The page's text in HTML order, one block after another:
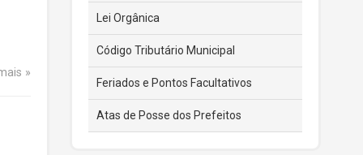
Lei Orgânica
Código Tributário Municipal
Feriados e Pontos Facultativos
Atas de Posse dos Prefeitos